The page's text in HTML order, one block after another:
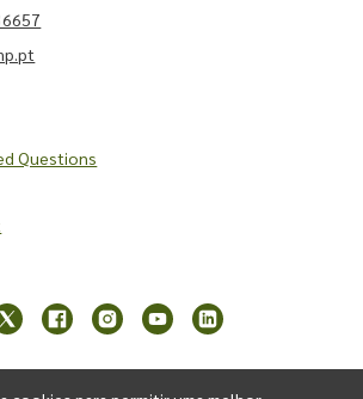
Questions